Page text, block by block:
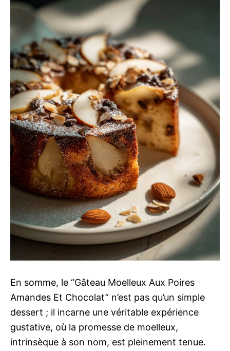
En somme, le “Gâteau Moelleux Aux Poires
Amandes Et Chocolat” n’est pas qu’un simple
dessert ; il incarne une véritable expérience
gustative, où la promesse de moelleux,
intrinsèque à son nom, est pleinement tenue.